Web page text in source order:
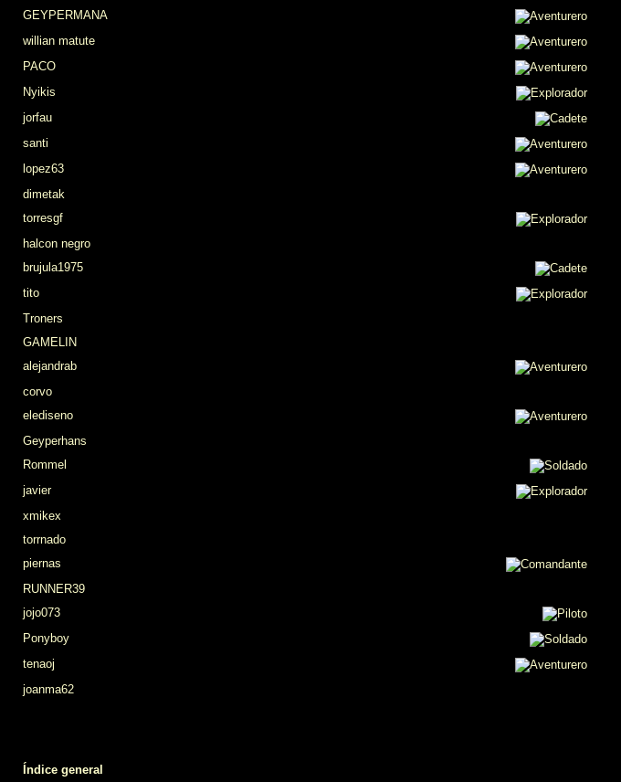
GEYPERMANA
willian matute
PACO
Nyikis
jorfau
santi
lopez63
dimetak
torresgf
halcon negro
brujula1975
tito
Troners
GAMELIN
alejandrab
corvo
elediseno
Geyperhans
Rommel
javier
xmikex
torrnado
piernas
RUNNER39
jojo073
Ponyboy
tenaoj
joanma62
Índice general